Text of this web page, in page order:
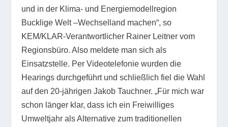
und in der Klima- und Energiemodellregion
Bucklige Welt –Wechselland machen“, so
KEM/KLAR-Verantwortlicher Rainer Leitner vom
Regionsbüro. Also meldete man sich als
Einsatzstelle. Per Videotelefonie wurden die
Hearings durchgeführt und schließlich fiel die Wahl
auf den 20-jährigen Jakob Tauchner. „Für mich war
schon länger klar, dass ich ein Freiwilliges
Umweltjahr als Alternative zum traditionellen